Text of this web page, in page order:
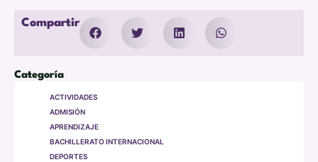
Categoría
ACTIVIDADES
ADMISIÓN
APRENDIZAJE
BACHILLERATO INTERNACIONAL
DEPORTES
Compartir